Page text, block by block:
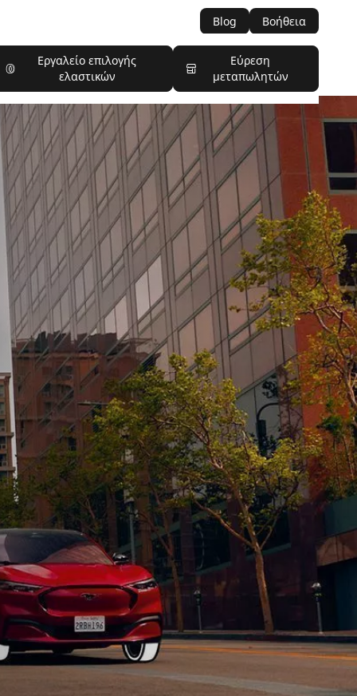
Blog Βοήθεια
Εργαλείο επιλογής
ελαστικών
Εύρεση
μεταπωλητών